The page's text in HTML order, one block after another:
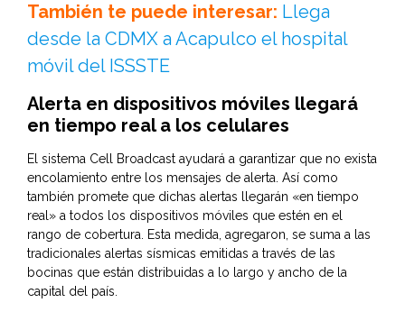
También te puede interesar: Llega
desde la CDMX a Acapulco el hospital
móvil del ISSSTE
Alerta en dispositivos móviles llegará
en tiempo real a los celulares
El sistema Cell Broadcast ayudará a garantizar que no exista
encolamiento entre los mensajes de alerta. Así como
también promete que dichas alertas llegarán «en tiempo
real» a todos los dispositivos móviles que estén en el
rango de cobertura. Esta medida, agregaron, se suma a las
tradicionales alertas sísmicas emitidas a través de las
bocinas que están distribuidas a lo largo y ancho de la
capital del país.